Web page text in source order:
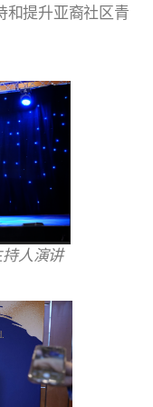
和提升亚裔社区青
持人演讲